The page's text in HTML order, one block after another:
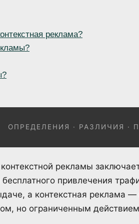
реклама?
ОПРЕДЕЛЕНИЯ · РАЗЛИЧИЯ ·
рекламы
привлечения
а контекстная реклама
но ограниченным